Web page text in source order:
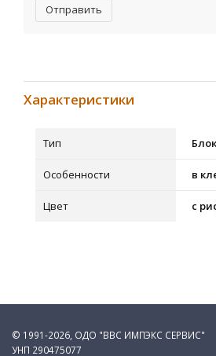
Отправить
Характеристики
Тип
Особенности в
Цвет с
© 1991-2026, ОДО "ВВС ИМПЭКС СЕРВИС"
УНП 290475077